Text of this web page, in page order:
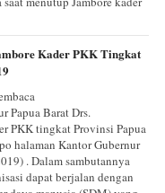
Kader PKK Tingkat
Papua Barat Drs.
PKK tingkat Provinsi Papua
halaman Kantor Gubernur
. Dalam sambutannya
dapat berjalan dengan